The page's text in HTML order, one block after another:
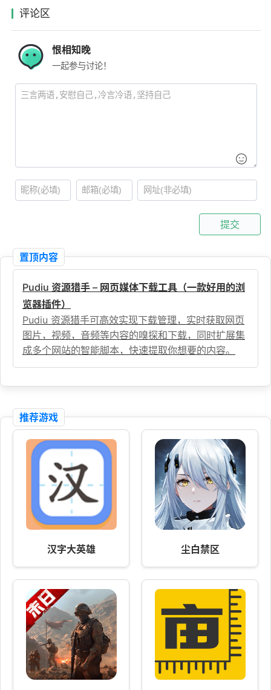
评论区
恨相知晚
一起参与讨论！
提交
置顶内容
Pudiu 资源猎手 – 网页媒体下载工具（一款好用的浏
览器插件）
Pudiu 资源猎手可高效实现下载管理，实时获取网页
图片，视频，音频等内容的嗅探和下载，同时扩展集
成多个网站的智能脚本，快速提取你想要的内容。
推荐游戏
汉字大英雄 尘白禁区